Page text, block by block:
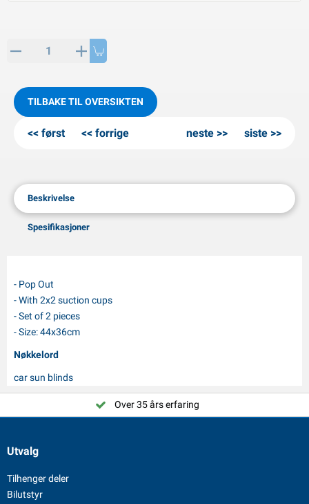
KO artikler
TILBAKE TIL OVERSIKTEN
først forrige neste siste
Beskrivelse
Spesifikasjoner
- Pop Out
- With 2x2 suction cups
- Set of 2 pieces
- Size: 44x36cm
Nøkkelord
car sun blinds
Over 35 års erfaring
Utvalg
Tilhenger deler
Bilutstyr